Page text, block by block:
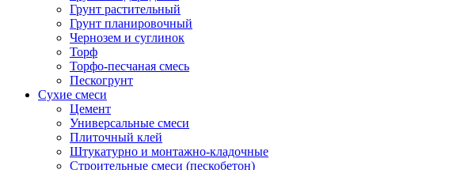
Грунт растительный
Грунт планировочный
Чернозем и суглинок
Торф
Торфо-песчаная смесь
Пескогрунт
Сухие смеси
Цемент
Универсальные смеси
Плиточный клей
Штукатурно и монтажно-кладочные
Строительные смеси (пескобетон)